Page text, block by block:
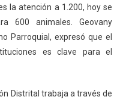
la atención a 1.200, hoy se
600 animales. Geovany
Parroquial, expresó que el
es clave para el
Distrital trabaja a través de